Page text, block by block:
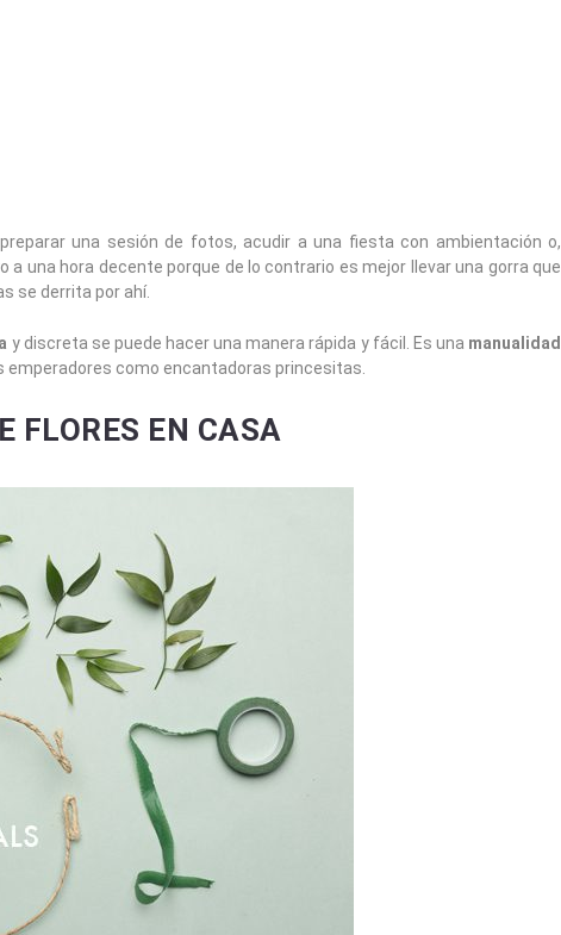
una sesión de fotos, acudir a una fiesta con ambientación o,
a una hora decente porque de lo contrario es mejor llevar una gorra que
se derrita por ahí.
y discreta se puede hacer una manera rápida y fácil. Es una manualidad
emperadores como encantadoras princesitas.
FLORES EN CASA